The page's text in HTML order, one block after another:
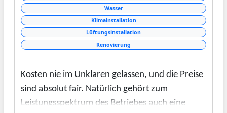
Wasser
Klimainstallation
Lüftungsinstallation
Renovierung
Kosten nie im Unklaren gelassen, und die Preise
sind absolut fair. Natürlich gehört zum
Leistungsspektrum des Betriebes auch eine